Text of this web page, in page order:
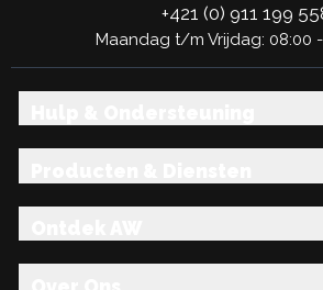
+421 (0) 911 199
Maandag t/m Vrijdag: 08:00